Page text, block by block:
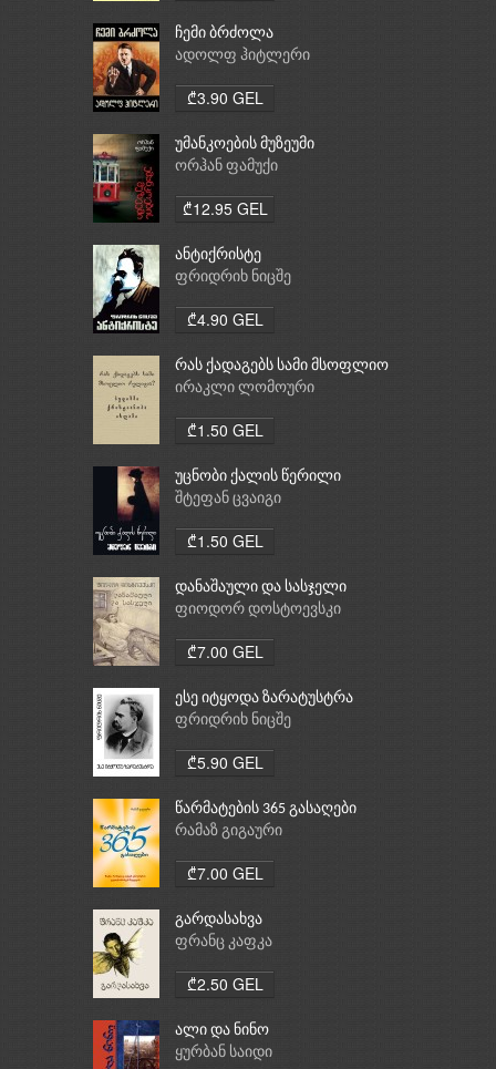
ჩემი ბრძოლა
ადოლფ ჰიტლერი
₾3.90 GEL
უმანკოების მუზეუმი
ორჰან ფამუქი
₾12.95 GEL
ანტიქრისტე
ფრიდრიხ ნიცშე
₾4.90 GEL
რას ქადაგებს სამი მსოფლიო
რელიგია: ბუდიზმი,
ირაკლი ლომოური
₾1.50 GEL
უცნობი ქალის წერილი
შტეფან ცვაიგი
₾1.50 GEL
დანაშაული და სასჯელი
ფიოდორ დოსტოევსკი
₾7.00 GEL
ესე იტყოდა ზარატუსტრა
ფრიდრიხ ნიცშე
₾5.90 GEL
წარმატების 365 გასაღები
რამაზ გიგაური
₾7.00 GEL
გარდასახვა
ფრანც კაფკა
₾2.50 GEL
ალი და ნინო
ყურბან საიდი